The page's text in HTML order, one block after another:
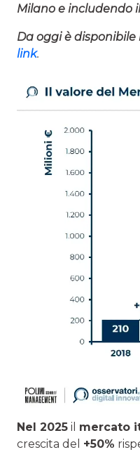
Milano e includendo
Da oggi è
link.
Nel 2025 il mercato
crescita del +50%